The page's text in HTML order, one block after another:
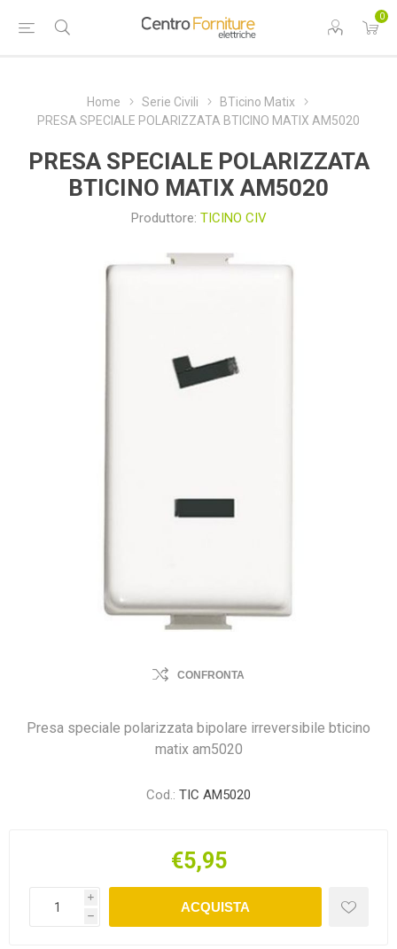
0
Home Serie Civili
BTicino Matix
PRESA SPECIALE POLARIZZATA BTICINO MATIX AM5020
PRESA SPECIALE POLARIZZATA
BTICINO MATIX AM5020
Produttore: TICINO CIV
CONFRONTA
Presa speciale polarizzata bipolare irreversibile bticino
matix am5020
Cod.: TIC AM5020
€5,95
i
h
ACQUISTA